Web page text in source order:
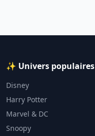
✨ Univers populaires
Disney
Harry Potter
Marvel & DC
Snoopy